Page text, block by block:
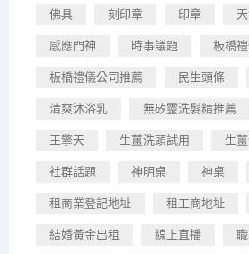
佛具 刻印章 印章
感應門神 時事議題 板橋
板橋禮儀公司推薦 民生頭條
清爽沐浴乳 無矽靈洗髮精推薦
王擎天 生薑洗頭試用 生
社群話題 神明桌 神桌
租商業登記地址 租工商地址
結婚黃金出租 線上直播